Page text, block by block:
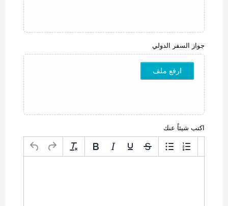
جواز السفر الدولي
ارفع ملف
اكتب شيئاً عنك